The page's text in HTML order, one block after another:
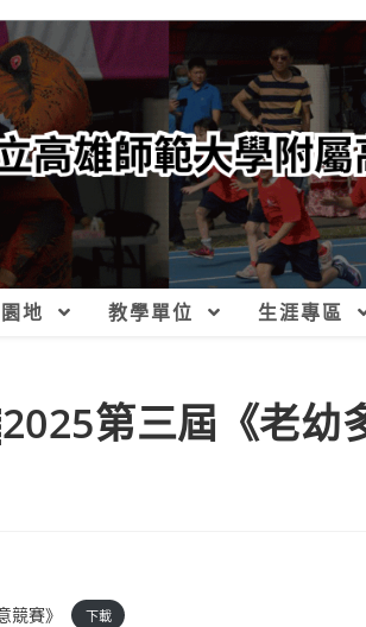
地 教學單位 生涯專區
第三屆《老幼
賽》 下載